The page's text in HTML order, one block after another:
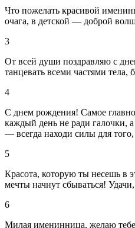
Что пожелать красивой
очага, в детской — доброй
3
От всей души поздравляю с
танцевать всеми частями
4
С днем рождения! Самое
каждый день не ради галочки, а
— всегда находи силы для
5
Красота, которую ты несешь в
мечты начнут сбываться!
6
Милая именинница, желаю тебе